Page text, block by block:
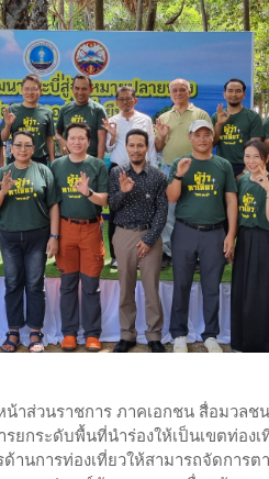
าส่วนราชการ ภาคเอกชน สื่อมวล
ยกระดับพื้นที่นำร่องให้เป็นเขตท่อง
นการท่องเที่ยวให้สามารถจัดการต